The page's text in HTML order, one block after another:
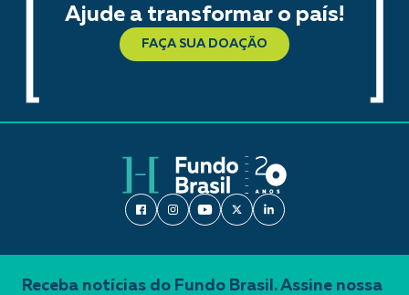
Ajude a transformar o país!
FAÇA SUA DOAÇÃO
Receba notícias do Fundo Brasil. Assine nossa